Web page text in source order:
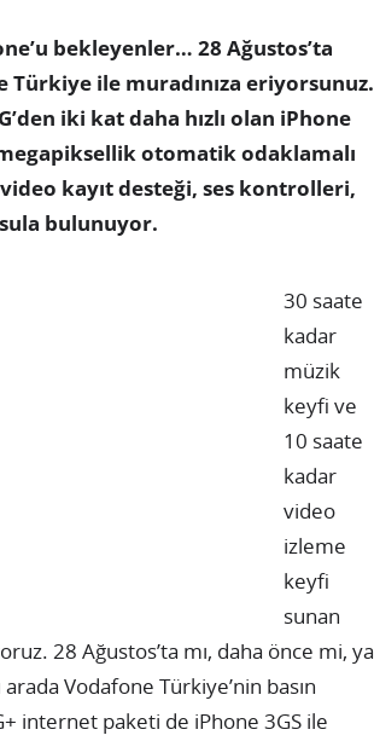
bekleyenler… 28 Ağustos’ta
Türkiye ile muradınıza eriyorsunuz.
iki kat daha hızlı olan iPhone
megapiksellik otomatik odaklamalı
kayıt desteği, ses kontrolleri,
bulunuyor.
30 saate
kadar
müzik
keyfi ve
10 saate
kadar
video
izleme
keyfi
sunan
28 Ağustos’ta mı, daha önce mi, ya
Vodafone Türkiye’nin basın
internet paketi de iPhone 3GS ile